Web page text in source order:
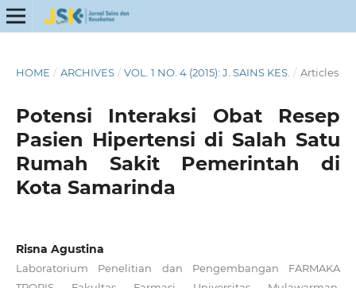
HOME / ARCHIVES / VOL. 1 NO. 4 (2015): J. SAINS KES. / Articles
Potensi Interaksi Obat Resep
Pasien Hipertensi di Salah Satu
Rumah Sakit Pemerintah di
Kota Samarinda
Risna Agustina
Laboratorium Penelitian dan Pengembangan FARMAKA